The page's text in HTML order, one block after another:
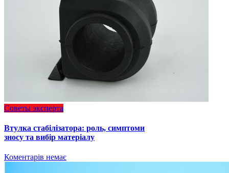
Советы эксперта
Втулка стабілізатора: роль, симптоми
зносу та вибір матеріалу
Коментарів немає